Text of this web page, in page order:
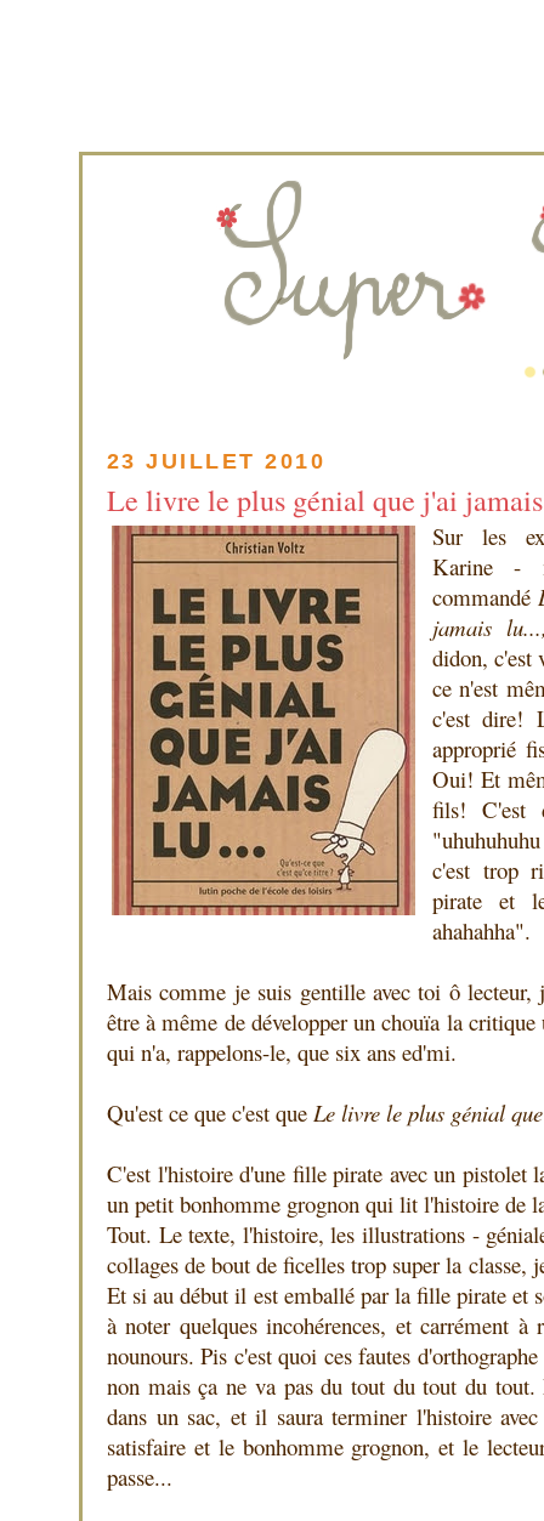
23 JUILLET 2010
Le livre le plus génial que j'ai
Sur les
Karine -
commandé
jamais
didon, c'est
ce n'est
c'est dire!
approprié
Oui! Et
fils!
c'est trop
pirate et
ahahahha".
Mais comme je suis gentille avec toi ô
être à même de développer un chouïa la
qui n'a, rappelons-le, que six ans ed'mi.
Qu'est ce que c'est que Le livre le plus génial
C'est l'histoire d'une fille pirate avec un pistolet
un petit bonhomme grognon qui lit l'histoire de
Tout. Le texte, l'histoire, les illustrations -
collages de bout de ficelles trop super la classe,
Et si au début il est emballé par la fille pirate et
à noter quelques incohérences, et carrément à
nounours. Pis c'est quoi ces fautes
non mais ça ne va pas du tout du tout du
dans un sac, et il saura terminer l'histoire
satisfaire et le bonhomme grognon, et le
passe...